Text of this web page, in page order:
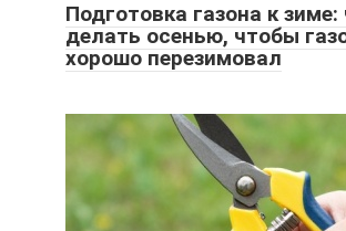
Подготовка газона к зиме:
делать осенью, чтобы
хорошо перезимовал